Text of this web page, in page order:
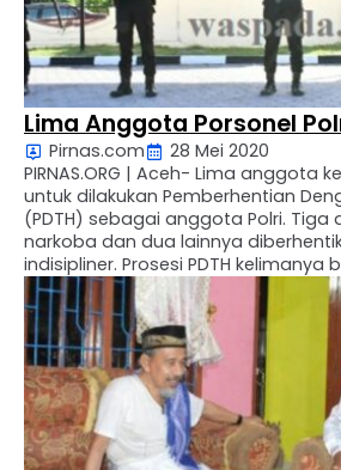
Lima
Pirnas.com
28 Mei 2020
PIRNAS.ORG | Aceh- Lima anggota
untuk dilakukan Pemberhentian
(PDTH) sebagai anggota Polri.
narkoba dan dua lainnya
indisipliner. Prosesi PDTH
Upacara Pelepasan Atribut Polri di
Aceh Timur di Peudawa, Kamis (28/
polri yang di-PDTH-kan tidak hadir,
anggota …